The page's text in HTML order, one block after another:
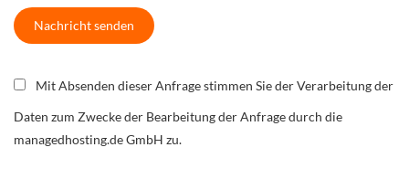
Mit Absenden dieser Anfrage stimmen Sie der Verarbeitung der
Daten zum Zwecke der Bearbeitung der Anfrage durch die
managedhosting.de GmbH zu.